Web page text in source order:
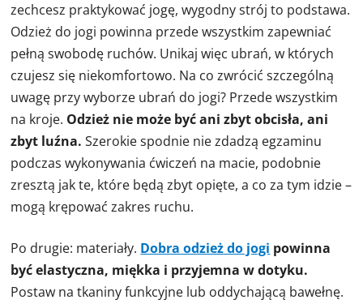
zechcesz praktykować jogę, wygodny strój to podstawa.
Odzież do jogi powinna przede wszystkim zapewniać
pełną swobodę ruchów. Unikaj więc ubrań, w których
czujesz się niekomfortowo. Na co zwrócić szczególną
uwagę przy wyborze ubrań do jogi? Przede wszystkim
na kroje. Odzież nie może być ani zbyt obcisła, ani
zbyt luźna.Szerokie spodnie nie zdadzą egzaminu
podczas wykonywania ćwiczeń na macie, podobnie
zresztą jak te, które będą zbyt opięte, a co za tym idzie –
mogą krępować zakres ruchu.
Po drugie: materiały. Dobra odzież do jogi powinna
być elastyczna, miękka i przyjemna w dotyku.
Postaw na tkaniny funkcyjne lub oddychającą bawełnę.